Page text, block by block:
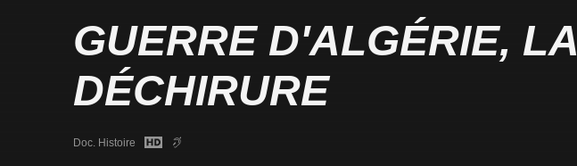
GUERRE D'ALGÉRIE, LA
DÉCHIRURE
Doc. Histoire